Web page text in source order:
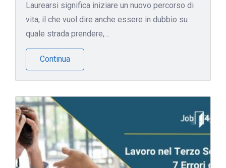
Laurearsi significa iniziare un nuovo percorso di
vita, il che vuol dire anche essere in dubbio su
quale strada prendere,…
Continua